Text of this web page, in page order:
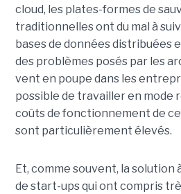
cloud, les plates-formes de
traditionnelles ont du mal à
bases de données distribuées
des problèmes posés par les
vent en poupe dans les
possible de travailler en mode
coûts de fonctionnement de
sont particulièrement élevés.
Et, comme souvent, la solution
de start-ups qui ont compris